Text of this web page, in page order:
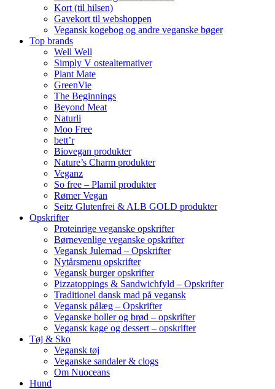
Kort (til hilsen)
Gavekort til webshoppen
Vegansk kogebog og andre veganske bøger
Top brands
Well Well
Simply V ostealternativer
Plant Mate
GreenVie
The Beginnings
Beyond Meat
Naturli
Moo Free
bett’r
Biovegan produkter
Nature’s Charm produkter
Veganz
So free – Plamil produkter
Rømer Vegan
Seitz Glutenfrei & ALB GOLD produkter
Opskrifter
Proteinrige veganske opskrifter
Børnevenlige veganske opskrifter
Vegansk Julemad – Opskrifter
Nytårsmenu opskrifter
Vegansk burger opskrifter
Pizzatoppings & Sandwichfyld – Opskrifter
Traditionel dansk mad på vegansk
Vegansk pålæg – Opskrifter
Veganske boller og brød – opskrifter
Vegansk kage og dessert – opskrifter
Tøj & Sko
Vegansk tøj
Veganske sandaler & clogs
Om Nuoceans
Hund